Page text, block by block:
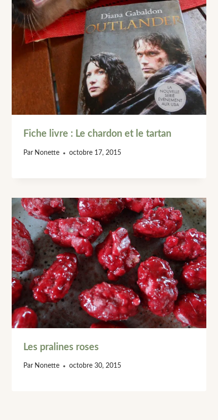
Fiche livre : Le chardon et le tartan
Par Nonette octobre 17, 2015
Les pralines roses
Par Nonette octobre 30, 2015